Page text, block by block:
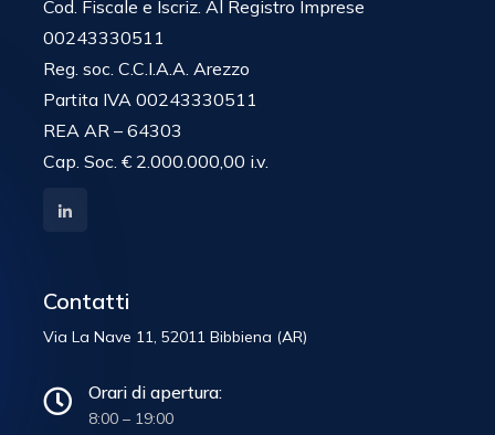
Cod. Fiscale e Iscriz. Al Registro Imprese
00243330511
Reg. soc. C.C.I.A.A. Arezzo
Partita IVA 00243330511
REA AR – 64303
Cap. Soc. € 2.000.000,00 i.v.
Contatti
Via La Nave 11, 52011 Bibbiena (AR)
Orari di apertura:
8:00 – 19:00